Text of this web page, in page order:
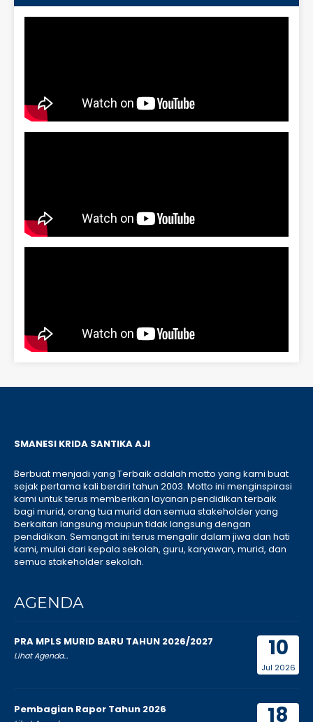
SMANESI KRIDA SANTIKA AJI
Berbuat menjadi yang Terbaik adalah motto yang kami buat
sejak pertama kali berdiri tahun 2003. Motto ini menginspirasi
kami untuk terus memberikan layanan pendidikan terbaik
bagi murid, orang tua murid dan semua stakeholder yang
berkaitan langsung maupun tidak langsung dengan
pendidikan. Semangat ini terus mengalir dalam jiwa dan hati
kami, mulai dari kepala sekolah, guru, karyawan, murid, dan
semua stakeholder sekolah.
AGENDA
10
Jul 2026
PRA MPLS MURID BARU TAHUN 2026/2027
Lihat Agenda...
18
Pembagian Rapor Tahun 2026